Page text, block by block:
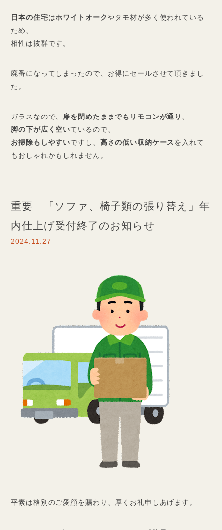
日本の住宅はホワイトオークやタモ材が多く使われている
ため、
相性は抜群です。
廃番になってしまったので、お得にセールさせて頂きまし
た。
ガラスなので、 扉を閉めたままでもリモコンが通り
脚の下が広く空いているので、
お掃除もしやすいですし、高さの低い収納ケースを入れて
もおしゃれかもしれません。
重要 「ソファ、椅子類の張り替え」年
内仕上げ受付終了のお知らせ
2024.11.27
平素は格別のご愛顧を賜わり、厚くお礼申しあげます。